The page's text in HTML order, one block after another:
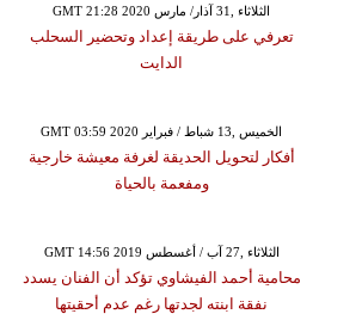
GMT 21:28 2020 الثلاثاء ,31 آذار/ مارس
تعرفي على طريقة إعداد وتحضير السحلب
الدايت
GMT 03:59 2020 الخميس ,13 شباط / فبراير
أفكار لتحويل الحديقة لغرفة معيشة خارجية
ومفعمة بالحياة
GMT 14:56 2019 الثلاثاء ,27 آب / أغسطس
محامية أحمد الفيشاوي تؤكد أن الفنان يسدد
نفقة ابنته لجدتها رغم عدم أحقيتها